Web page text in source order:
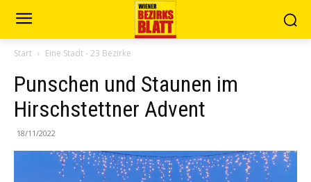
Start Eine Stadt - 23 Bezirke
Punschen und Staunen im
Hirschstettner Advent
18/11/2022